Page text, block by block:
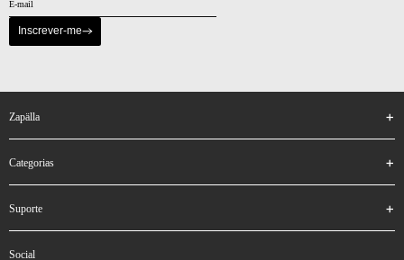
Inscrever-me
zapälla
categorias
suporte
social